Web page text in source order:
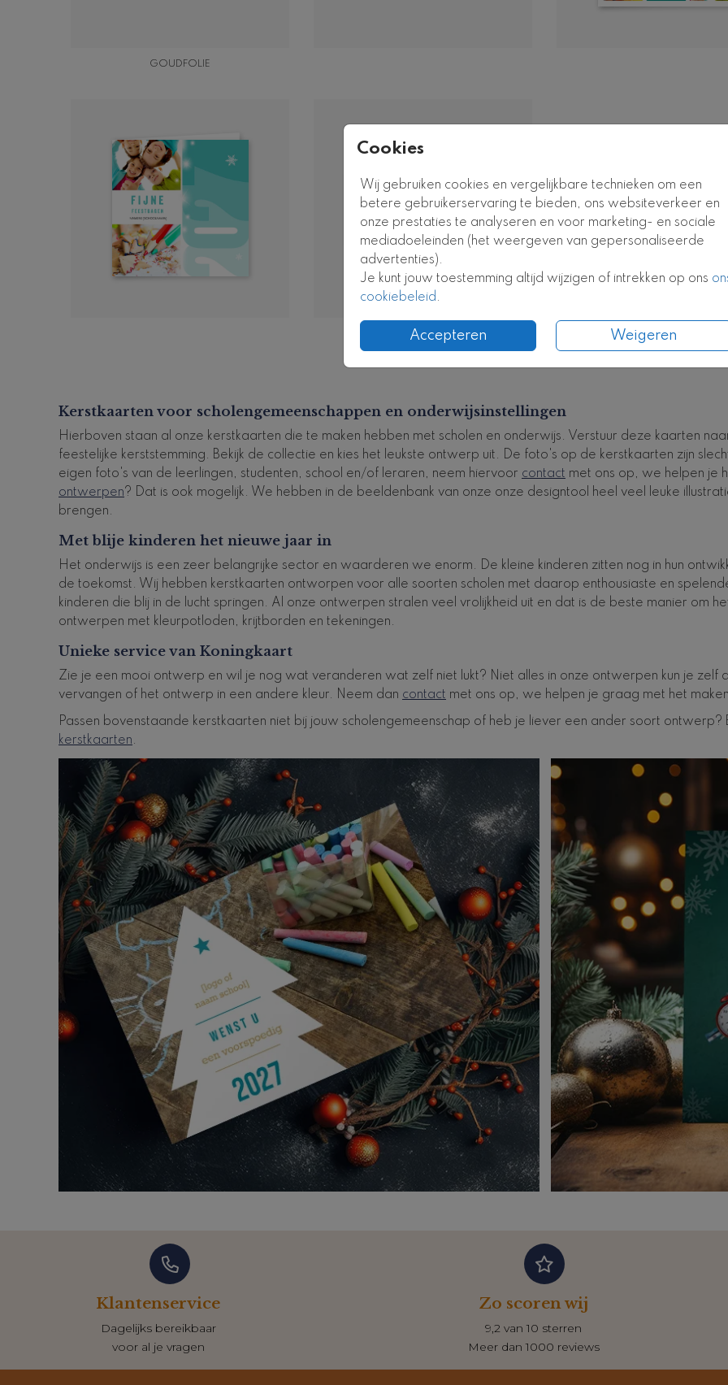
Cookies
Wij gebruiken cookies en vergelijkbare technieken om een
betere gebruikerservaring te bieden, ons websiteverkeer en
onze prestaties te analyseren en voor marketing- en sociale
mediadoeleinden (het weergeven van gepersonaliseerde
advertenties).
Je kunt jouw toestemming altijd wijzigen of intrekken op ons
cookiebeleid.
Accepteren Weigeren
GOUDFOLIE
Kerstkaarten voor scholengemeenschappen en onderwijsinstellingen
Hierboven staan al onze kerstkaarten die te maken hebben met scholen en onderwijs. Verstuur deze kaarten
feestelijke kerststemming. Bekijk de collectie en kies het leukste ontwerp uit. De foto's op de kerstkaarten zijn
eigen foto's van de leerlingen, studenten, school en/of leraren, neem hiervoor contact met ons op, we helpen je
ontwerpen? Dat is ook mogelijk. We hebben in de beeldenbank van onze onze designtool heel veel leuke
brengen.
Met blije kinderen het nieuwe jaar in
Het onderwijs is een zeer belangrijke sector en waarderen we enorm. De kleine kinderen zitten nog in hun
de toekomst. Wij hebben kerstkaarten ontworpen voor alle soorten scholen met daarop enthousiaste en
kinderen die blij in de lucht springen. Al onze ontwerpen stralen veel vrolijkheid uit en dat is de beste manier om
ontwerpen met kleurpotloden, krijtborden en tekeningen.
Unieke service van Koningkaart
Zie je een mooi ontwerp en wil je nog wat veranderen wat zelf niet lukt? Niet alles in onze ontwerpen kun je zelf
vervangen of het ontwerp in een andere kleur. Neem dan contact met ons op, we helpen je graag met het
Passen bovenstaande kerstkaarten niet bij jouw scholengemeenschap of heb je liever een ander soort
kerstkaarten.
Klantenservice
Dagelijks bereikbaar
voor al je vragen
Zo scoren wij
9,2 van 10 sterren
Meer dan 1000 reviews